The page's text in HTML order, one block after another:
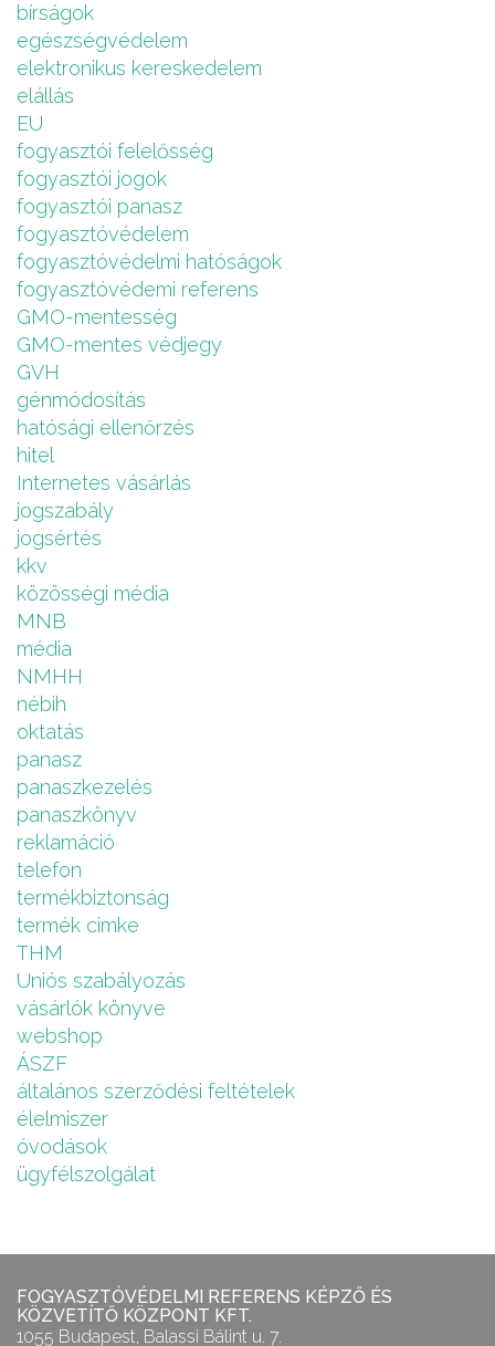
bírságok
egészségvédelem
elektronikus kereskedelem
elállás
EU
fogyasztói felelősség
fogyasztói jogok
fogyasztói panasz
fogyasztóvédelem
fogyasztóvédelmi hatóságok
fogyasztóvédemi referens
GMO-mentesség
GMO-mentes védjegy
GVH
génmódosítás
hatósági ellenőrzés
hitel
Internetes vásárlás
jogszabály
jogsértés
kkv
közösségi média
MNB
média
NMHH
nébih
oktatás
panasz
panaszkezelés
panaszkönyv
reklamáció
telefon
termékbiztonság
termék cimke
THM
Uniós szabályozás
vásárlók könyve
webshop
ÁSZF
általános szerződési feltételek
élelmiszer
óvodások
ügyfélszolgálat
FOGYASZTÓVÉDELMI REFERENS KÉPZŐ ÉS
KÖZVETÍTŐ KÖZPONT KFT.
1055 Budapest, Balassi Bálint u. 7.